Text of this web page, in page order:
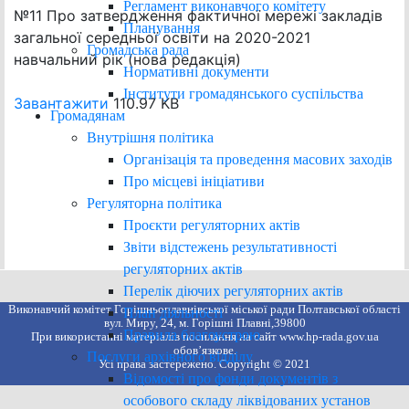
Регламент виконавчого комітету
Планування
Громадська рада
Нормативні документи
Інститути громадянського суспільства
Громадянам
Внутрішня політика
Організація та проведення масових заходів
Про місцеві ініціативи
Регуляторна політика
Проєкти регуляторних актів
Звіти відстежень результативності
регуляторних актів
Перелік діючих регуляторних актів
План діяльності
Правила благоустрою
Послуги архівного відділу
Відомості про фонди документів з
особового складу ліквідованих установ
№11 Про затвердження фактичної мережі закладів
загальної середньої освіти на 2020-2021
навчальний рік (нова редакція)
Завантажити 110.97 KB
Виконавчий комітет Горішньоплавнівської міської ради Полтавської області
вул. Миру, 24, м. Горішні Плавні,39800
При використанні матеріалів посилання на сайт www.hp-rada.gov.ua
обов’язкове.
Усі права застережено. Copyright © 2021